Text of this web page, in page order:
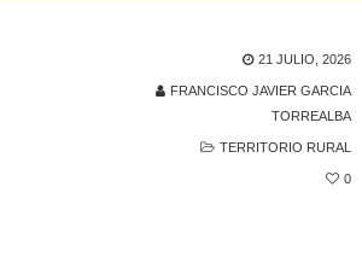
21 JULIO, 2026
FRANCISCO JAVIER GARCIA
TORREALBA
TERRITORIO RURAL
0